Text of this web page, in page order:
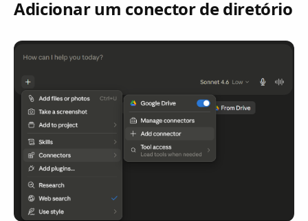
Adicionar um conector de diretório